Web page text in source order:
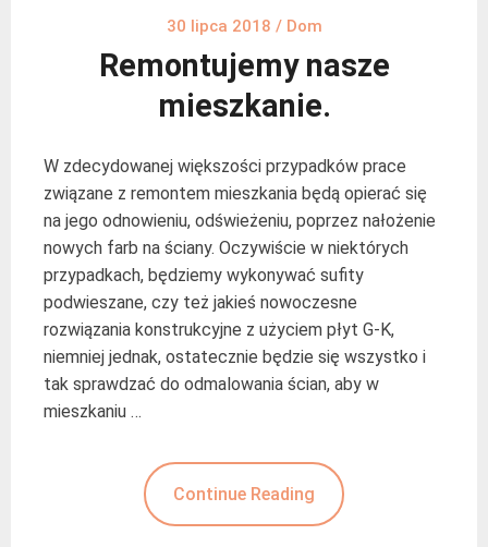
30 lipca 2018 / Dom
Remontujemy nasze
mieszkanie.
W zdecydowanej większości przypadków prace
związane z remontem mieszkania będą opierać się
na jego odnowieniu, odświeżeniu, poprzez nałożenie
nowych farb na ściany. Oczywiście w niektórych
przypadkach, będziemy wykonywać sufity
podwieszane, czy też jakieś nowoczesne
rozwiązania konstrukcyjne z użyciem płyt G-K,
niemniej jednak, ostatecznie będzie się wszystko i
tak sprawdzać do odmalowania ścian, aby w
mieszkaniu …
Continue Reading